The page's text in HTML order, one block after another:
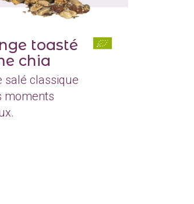
toasté
chia
salé classique
moments